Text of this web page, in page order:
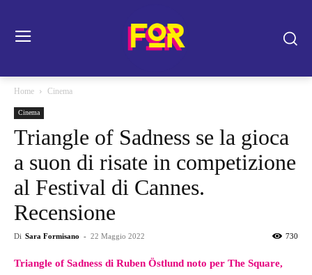
Home Cinema
Cinema
Triangle of Sadness se la gioca
a suon di risate in competizione
al Festival di Cannes.
Recensione
Di Sara Formisano - 22 Maggio 2022 730
Triangle of Sadness di Ruben Östlund noto per The Square,